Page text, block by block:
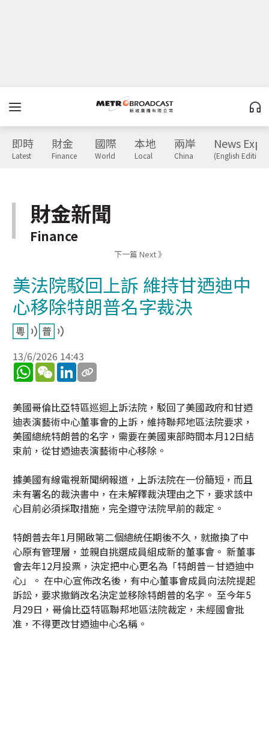
即時
Latest
財金
Finance
國際
World
本地
Local
兩岸
China
News
(English Edition)
財金新聞
Finance
下一篇 Next 》
美法院駁回上訴 維持甘迺迪中
心移除特朗普名字裁決
13/6/2026 14:43
WhatsApp
WeChatLinkedIn
美國哥倫比亞特區巡迴上訴法院，駁回了美國政府和甘迺
迪表演藝術中心董事會的上訴，維持聯邦地區法院要求，
美國總統特朗普的名字，需要在美國東部時間本月12日結
束前，從甘迺迪表演藝術中心移除。
據美國有線電視新聞網報道，上訴法院在一份簡短，而且
未有署名的裁決書中，在未解釋裁決理由之下，要求該中
心目前必須採取措施，完全遵守法院早前的裁定。
特朗普去年1月開啟第二個總統任期後不久，就撤換了中
心原有管理層，並親自挑選成員組成新的董事會。 新董事
會去年12月投票，決定把中心更名為「特朗普－甘迺迪中
心」。 在中心宣佈改名後，有中心董事會成員向法院提起
訴訟，要求撤銷改名決定並移除特朗普的名字。 至今年5
月29日，哥倫比亞特區聯邦地區法院裁定，未經國會批
准，不得更改甘迺迪中心名稱。